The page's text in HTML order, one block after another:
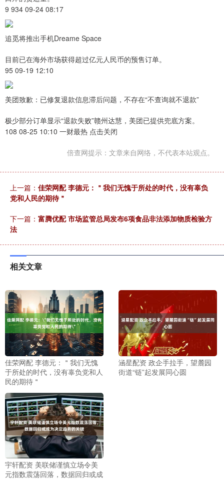
9 934 09-24 08:17
追觅将推出手机Dreame Space
目前已在海外市场获得超过亿元人民币的预售订单。
95 09-19 12:10
美团致歉：已修复退款信息滞后问题，不存在“不查询就不退款”
极少部分订单显示“退款失败”赣州达慧，美团已提供兜底方案。
108 08-25 10:10 一财最热 点击关闭
倍查网提示：文章来自网络，不代表本站观点。
上一篇： 佳荣网配 李德元：＂我们无愧于所处的时代，没有辜负
党和人民的期待＂
下一篇： 富腾优配 市场监管总局发布6项食品非法添加物质检验方
法
相关文章
佳荣网配 李德元：＂我们无愧
于所处的时代，没有辜负党和人
民的期待＂
涵星配资 政企手拉手，望麓园
街道“链”起发展同心圆
宇轩配资 美联储谨慎立场令美
元指数震荡回落，数据回归或成